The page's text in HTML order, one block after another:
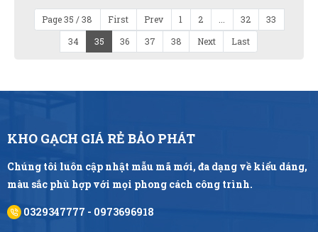
Page 35 / 38 First Prev 1 2 ... 32
33
34
35 36 37 38 Next Last
KHO GẠCH GIÁ RẺ BẢO PHÁT
Chúng tôi luôn cập nhật mẫu mã mới, đa dạng về kiểu dáng,
màu sắc phù hợp với mọi phong cách công trình.
0329347777 - 0973696918